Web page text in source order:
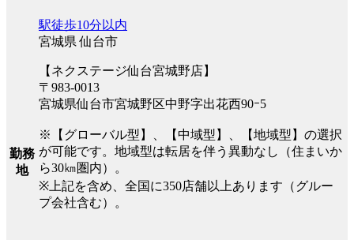
勤務
地
駅徒歩10分以内
宮城県 仙台市
【ネクステージ仙台宮城野店】
〒983-0013
宮城県仙台市宮城野区中野字出花西90ｰ5
※【グローバル型】、【中域型】、【地域型】の選択
が可能です。地域型は転居を伴う異動なし（住まいか
ら30㎞圏内）。
※上記を含め、全国に350店舗以上あります（グルー
プ会社含む）。